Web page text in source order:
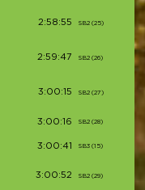
2:58:55 SB2 (25)
2:59:47 SB2 (26)
3:00:15 SB2 (27)
3:00:16 SB2 (28)
3:00:41 SB3 (15)
3:00:52 SB2 (29)